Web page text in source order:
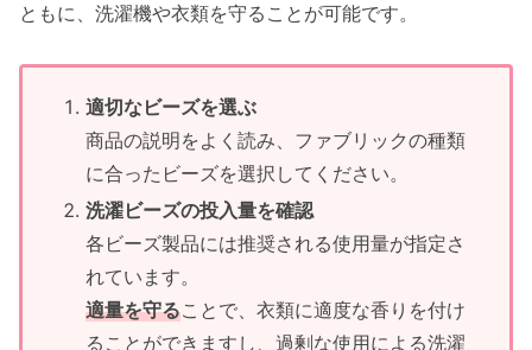
ともに、洗濯機や衣類を守ることが可能です。
適切なビーズを選ぶ
商品の説明をよく読み、ファブリックの種類
に合ったビーズを選択してください。
洗濯ビーズの投入量を確認
各ビーズ製品には推奨される使用量が指定さ
れています。
適量を守ることで、衣類に適度な香りを付け
ることができますし、過剰な使用による洗濯